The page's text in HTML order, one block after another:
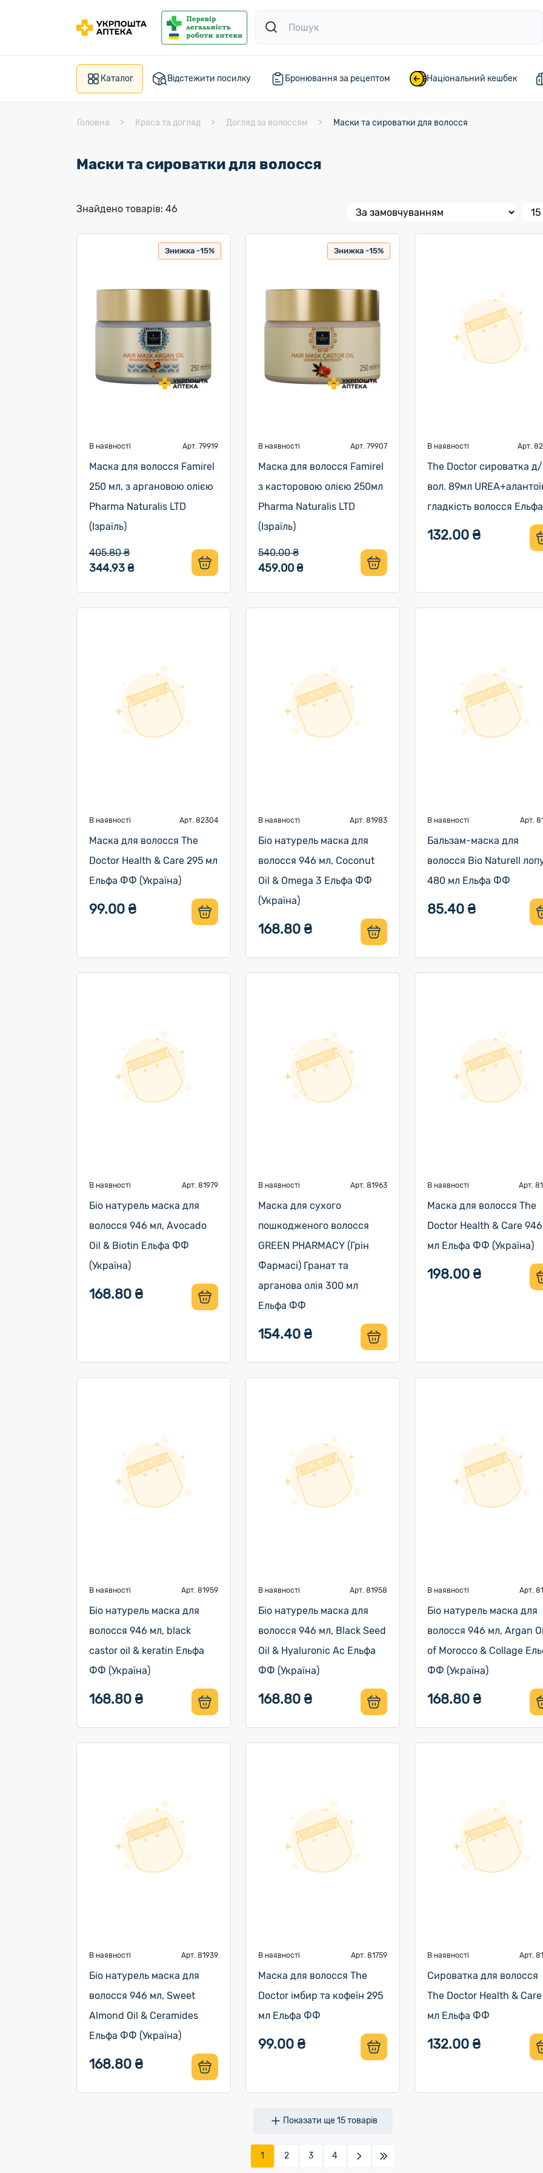
Каталог Відстежити посилку Бронювання за рецептом Національний кешбек
Головна Краса та догляд Догляд за волоссям Маски та сироватки для волосся
Маски та сироватки для волосся
Знайдено товарів: 46
Знижка -15%
В наявності Арт. 79919
Маска для волосся Famirel
250 мл, з аргановою олією
Pharma Naturalis LTD
(Ізраїль)
405.80 ₴
344.93 ₴
Знижка -15%
В наявності Арт. 79907
Маска для волосся Famirel
з касторовою олією 250мл
Pharma Naturalis LTD
(Ізраїль)
540.00 ₴
459.00 ₴
В наявності Арт.
The Doctor сироватка д/
вол. 89мл
гладкість волосся Ельфа
132.00 ₴
В наявності Арт. 82304
Маска для волосся The
Doctor Health & Care 295 мл
Ельфа ФФ (Україна)
99.00 ₴
В наявності Арт. 81983
Біо натурель маска для
волосся 946 мл, Coconut
Oil & Omega 3 Ельфа ФФ
(Україна)
168.80 ₴
В наявності Арт.
Бальзам-маска для
волосся Bio Naturell
480 мл Ельфа ФФ
85.40 ₴
В наявності Арт. 81979
Біо натурель маска для
волосся 946 мл, Avocado
Oil & Biotin Ельфа ФФ
(Україна)
168.80 ₴
В наявності Арт. 81963
Маска для сухого
пошкодженого волосся
GREEN PHARMACY (Грін
Фармасі) Гранат та
арганова олія 300 мл
Ельфа ФФ
154.40 ₴
В наявності Арт.
Маска для волосся The
Doctor Health & Care 946
мл Ельфа ФФ (Україна)
198.00 ₴
В наявності Арт. 81959
Біо натурель маска для
волосся 946 мл, black
castor oil & keratin Ельфа
ФФ (Україна)
168.80 ₴
В наявності Арт. 81958
Біо натурель маска для
волосся 946 мл, Black Seed
Oil & Hyaluronic Ac Ельфа
ФФ (Україна)
168.80 ₴
В наявності Арт.
Біо натурель маска для
волосся 946 мл, Argan
of Morocco & Collage
ФФ (Україна)
168.80 ₴
В наявності Арт. 81939
Біо натурель маска для
волосся 946 мл, Sweet
Almond Oil & Ceramides
Ельфа ФФ (Україна)
168.80 ₴
В наявності Арт. 81759
Маска для волосся The
Doctor імбир та кофеїн 295
мл Ельфа ФФ
99.00 ₴
В наявності Арт.
Сироватка для волосся
The Doctor Health &
мл Ельфа ФФ
132.00 ₴
Показати ще15товарів
1 2 3 4